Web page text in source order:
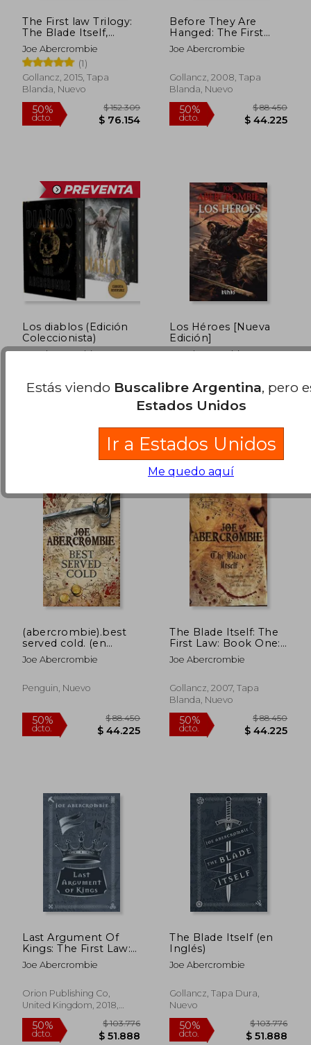
50%
dcto.
50%
dcto.
$ 150.534 50%
The First law Trilogy:
The Blade Itself,
Before They are
Hanged, Last
Argument of Kings
(en Inglés)
Joe Abercrombie
(1)
Gollancz, 2015, Tapa
Blanda, Nuevo
Before They Are
Hanged: The First
Law: Book Two (en
Inglés)
Joe Abercrombie
Gollancz, 2008, Tapa
Blanda, Nuevo
Los diablos (Edición
Coleccionista)
Joe Abercrombie
Alianza Editorial, 2026,
Tapa Dura, Nuevo
Los Héroes [Nueva
Edición]
Joe Abercrombie
Alianza Editorial, 2024,
Tapa Dura, Nuevo
(abercrombie).best
served cold. (en
Inglés)
Joe Abercrombie
Penguin, Nuevo
The Blade Itself: The
First Law: Book One:
Book One Of The
First Law (en Inglés)
Joe Abercrombie
Gollancz, 2007, Tapa
Blanda, Nuevo
Last Argument Of
Kings: The First Law:
Book Three
(Hardback) (en
Joe Abercrombie
Orion Publishing Co,
United Kingdom, 2018,
Tapa Blanda, Nuevo
The Blade Itself (en
Inglés)
Joe Abercrombie
Gollancz, Tapa Dura,
Nuevo
Estás viendo Buscalibre Argentina, pero
Estados Unidos
Ir a Estados Unidos
Me quedo aquí